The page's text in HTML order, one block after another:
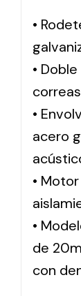
Solar
Variety
•
•
•
acero
•
•
de
con